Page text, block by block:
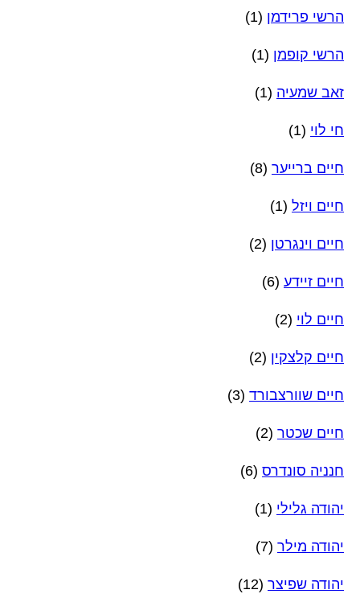
הרשי פרידמן (1)
הרשי קופמן (1)
זאב שמעיה (1)
חי לוי (1)
חיים ברייער (8)
חיים ויזל (1)
חיים וינגרטן (2)
חיים זיידע (6)
חיים לוי (2)
חיים קלצקין (2)
חיים שוורצבורד (3)
חיים שכטר (2)
חנניה סונדרס (6)
יהודה גלילי (1)
יהודה מילר (7)
יהודה שפיצר (12)